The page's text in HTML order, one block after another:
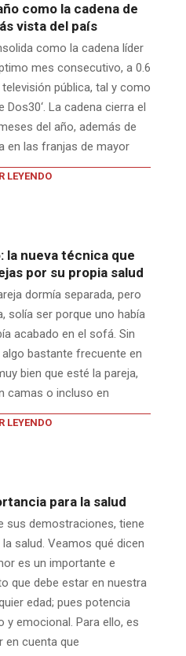
como la cadena de
vista del país
como la cadena líder
mes consecutivo, a 0.6
pública, tal y como
La cadena cierra el
del año, además de
en las franjas de mayor
LEYENDO
la nueva técnica que
por su propia salud
dormía separada, pero
solía ser porque uno había
acabado en el sofá. Sin
bastante frecuente en
bien que esté la pareja,
camas o incluso en
LEYENDO
para la salud
sus demostraciones, tiene
salud. Veamos qué dicen
es un importante e
que debe estar en nuestra
edad; pues potencia
emocional. Para ello, es
en cuenta que